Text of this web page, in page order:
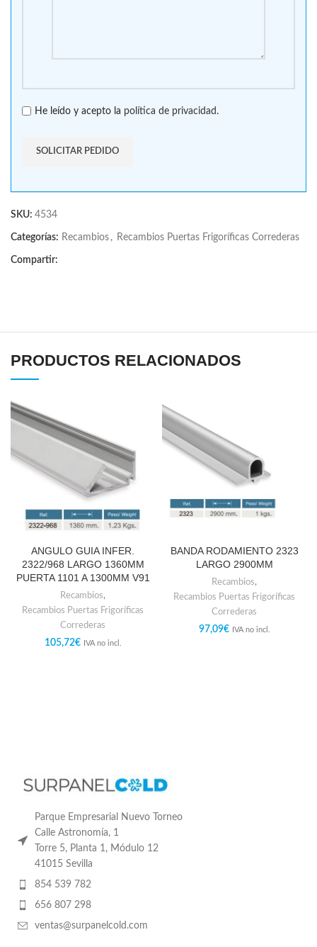
He leído y acepto la política de privacidad.
SKU: 4534
Categorías: Recambios , Recambios Puertas Frigoríficas Correderas
Compartir:
PRODUCTOS RELACIONADOS
ANGULO GUIA INFER.
2322/968 LARGO 1360MM
PUERTA 1101 A 1300MM V91
Recambios,
Recambios Puertas Frigoríficas
Correderas
105,72€ IVA no incl.
BANDA RODAMIENTO 2323
LARGO 2900MM
Recambios,
Recambios Puertas Frigoríficas
Correderas
97,09€ IVA no incl.
Parque Empresarial Nuevo Torneo
Calle Astronomía, 1
Torre 5, Planta 1, Módulo 12
41015 Sevilla
854 539 782
656 807 298
ventas@surpanelcold.com